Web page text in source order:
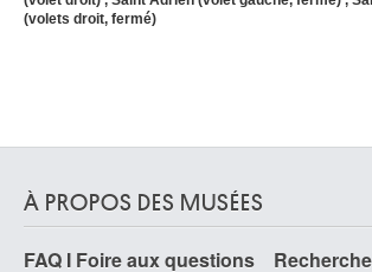
(volets droit, fermé)
À PROPOS DES MUSÉES
FAQ I Foire aux questions
Recherche